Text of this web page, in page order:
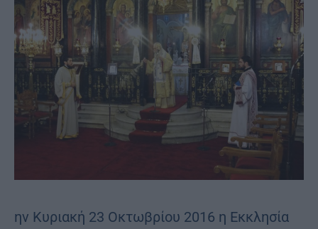
ην Κυριακή 23 Οκτωβρίου 2016 η Εκκλησία